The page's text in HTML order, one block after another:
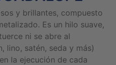
y brillantes, compuesto
Es un hilo suave,
ni se abre al
lino, satén, seda y más)
la ejecución de cada